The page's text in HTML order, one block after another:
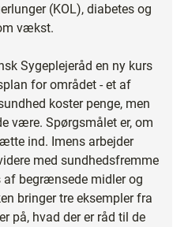
(KOL), diabetes og
vækst.
Sygeplejeråd en ny kurs
for området - et af
koster penge, men
være. Spørgsmålet er, om
ind. Imens arbejder
med sundhedsfremme
begrænsede midler og
bringer tre eksempler fra
på, hvad der er råd til de